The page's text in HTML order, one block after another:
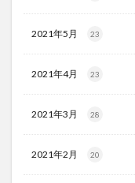
2021年5月 23
2021年4月 23
2021年3月 28
2021年2月 20